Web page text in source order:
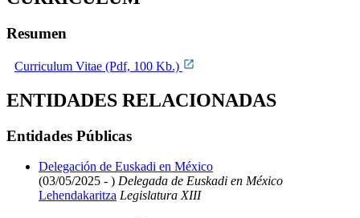
Resumen
Curriculum Vitae (Pdf, 100 Kb.)
ENTIDADES RELACIONADAS
Entidades Públicas
Delegación de Euskadi en México
(03/05/2025 - ) Delegada de Euskadi en México
Lehendakaritza Legislatura XIII